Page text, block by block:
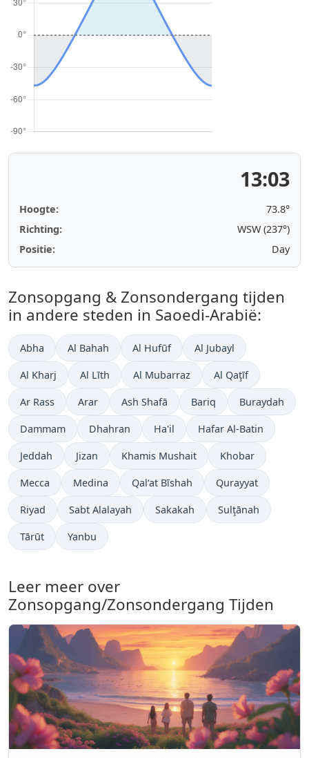
13:03
Hoogte:
73.8°
Richting:
WSW (237°)
Positie:
Day
Zonsopgang & Zonsondergang tijden
in andere steden in Saoedi-Arabië:
Abha Al Bahah Al Hufūf Al Jubayl
Al Kharj Al Līth Al Mubarraz Al Qaţīf
Ar Rass Arar Ash Shafā Bariq Buraydah
Dammam Dhahran Ha'il Hafar Al-Batin
Jeddah Jizan Khamis Mushait Khobar
Mecca Medina Qal‘at Bīshah Qurayyat
Riyad Sabt Alalayah Sakakah Sulţānah
Tārūt Yanbu
Leer meer over
Zonsopgang/Zonsondergang Tijden